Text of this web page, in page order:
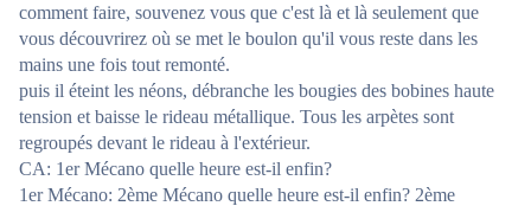
comment faire, souvenez vous que c'est là et là seulement que
vous découvrirez où se met le boulon qu'il vous reste dans les
mains une fois tout remonté.
puis il éteint les néons, débranche les bougies des bobines haute
tension et baisse le rideau métallique. Tous les arpètes sont
regroupés devant le rideau à l'extérieur.
CA: 1er Mécano quelle heure est-il enfin?
1er Mécano: 2ème Mécano quelle heure est-il enfin? 2ème